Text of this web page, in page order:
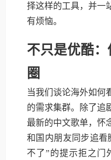
择这样的工具，并一
有烦恼。
不只是优酷
圈
当我们谈论海外如何
的需求集群。除了追
最新的中文歌单，怀
和国内朋友同步追看
不了”的提示拒之门